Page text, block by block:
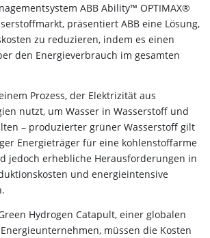
ABB Ability™ OPTIMAX®
präsentiert ABB eine Lösung,
zu reduzieren, indem es einen
den Energieverbrauch im gesamten
Prozess, der Elektrizität aus
nutzt, um Wasser in Wasserstoff und
– produzierter grüner Wasserstoff gilt
Energieträger für eine kohlenstoffarme
jedoch erhebliche Herausforderungen in
und energieintensive
Hydrogen Catapult, einer globalen
müssen die Kosten